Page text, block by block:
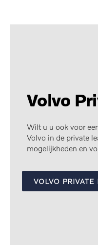
Volvo
Wilt u u ook voor
Volvo in de private
mogelijkheden en
VOLVO PRIVATE